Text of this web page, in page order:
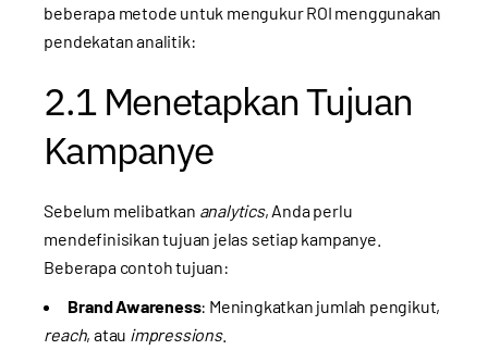
beberapa metode untuk mengukur ROI menggunakan
pendekatan analitik:
2.1 Menetapkan Tujuan
Kampanye
Sebelum melibatkan analytics, Anda perlu
mendefinisikan tujuan jelas setiap kampanye.
Beberapa contoh tujuan:
Brand Awareness: Meningkatkan jumlah pengikut,
reach, atau impressions.